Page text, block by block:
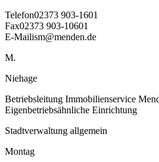
Telefon02373 903-1601
Fax02373 903-10601
E-Mailism@menden.de
M.
Niehage
Betriebsleitung Immobilienservice
Eigenbetriebsähnliche Einrichtung
Stadtverwaltung allgemein
Montag